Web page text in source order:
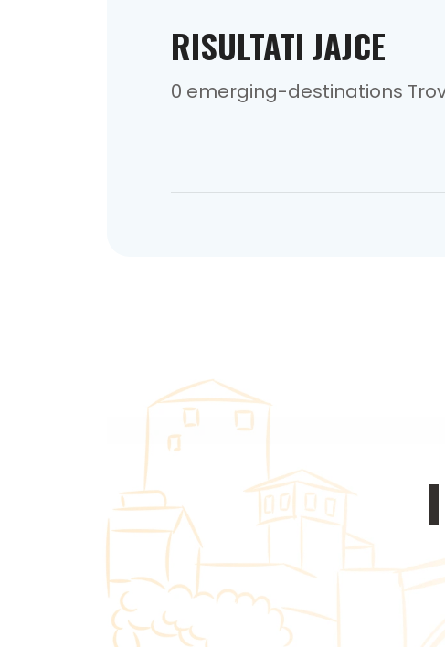
RISULTATI JAJCE
0 emerging-destinations
I